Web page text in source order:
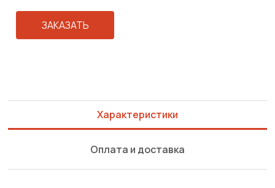
ЗАКАЗАТЬ
Характеристики
Оплата и доставка